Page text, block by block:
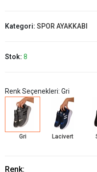
Kategori: SPOR AYAKKABI
Stok: 8
Renk Seçenekleri: Gri
Gri Lacivert
Renk: